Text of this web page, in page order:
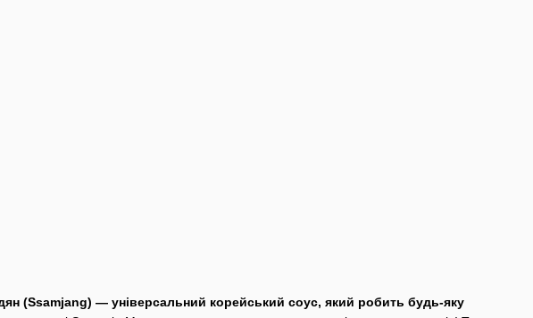
(Ssamjang) — універсальний корейський соус, який робить будь-яку